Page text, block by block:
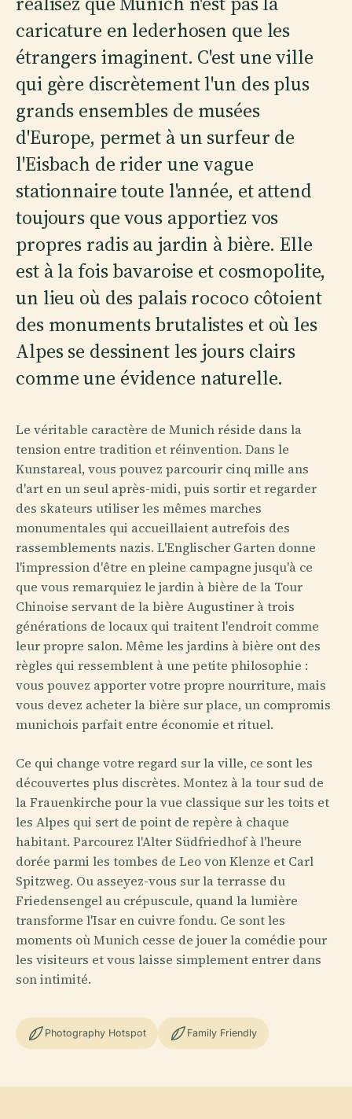
caricature en lederhosen que les
étrangers imaginent. C'est une ville
qui gère discrètement l'un des plus
grands ensembles de musées
d'Europe, permet à un surfeur de
l'Eisbach de rider une vague
stationnaire toute l'année, et attend
toujours que vous apportiez vos
propres radis au jardin à bière. Elle
est à la fois bavaroise et cosmopolite,
un lieu où des palais rococo côtoient
des monuments brutalistes et où les
Alpes se dessinent les jours clairs
comme une évidence naturelle.
Le véritable caractère de Munich réside dans la
tension entre tradition et réinvention. Dans le
Kunstareal, vous pouvez parcourir cinq mille ans
d'art en un seul après-midi, puis sortir et regarder
des skateurs utiliser les mêmes marches
monumentales qui accueillaient autrefois des
rassemblements nazis. L'Englischer Garten donne
l'impression d'être en pleine campagne jusqu'à ce
que vous remarquiez le jardin à bière de la Tour
Chinoise servant de la bière Augustiner à trois
générations de locaux qui traitent l'endroit comme
leur propre salon. Même les jardins à bière ont des
règles qui ressemblent à une petite philosophie :
vous pouvez apporter votre propre nourriture, mais
vous devez acheter la bière sur place, un compromis
munichois parfait entre économie et rituel.
Ce qui change votre regard sur la ville, ce sont les
découvertes plus discrètes. Montez à la tour sud de
la Frauenkirche pour la vue classique sur les toits et
les Alpes qui sert de point de repère à chaque
habitant. Parcourez l'Alter Südfriedhof à l'heure
dorée parmi les tombes de Leo von Klenze et Carl
Spitzweg. Ou asseyez-vous sur la terrasse du
Friedensengel au crépuscule, quand la lumière
transforme l'Isar en cuivre fondu. Ce sont les
moments où Munich cesse de jouer la comédie pour
les visiteurs et vous laisse simplement entrer dans
son intimité.
Photography Hotspot Family Friendly